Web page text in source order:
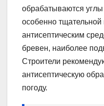
обрабатываются
особенно тщательной
антисептическим
бревен, наиболее
Строители
антисептическую
погоду.